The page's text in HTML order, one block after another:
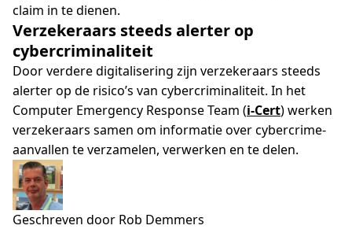
claim in te dienen.
Verzekeraars steeds alerter op
cybercriminaliteit
Door verdere digitalisering zijn verzekeraars steeds
alerter op de risico’s van cybercriminaliteit. In het
Computer Emergency Response Team (i-Cert)werken
verzekeraars samen om informatie over cybercrime-
aanvallen te verzamelen, verwerken en te delen.
Geschreven door Rob Demmers